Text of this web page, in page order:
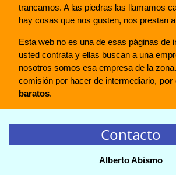
trancamos. A las piedras las llamamos
hay cosas que nos gusten, nos prestan
Esta web no es una de esas páginas de
usted contrata y ellas buscan a una
nosotros somos esa empresa de la
comisión por hacer de intermediario, por
baratos.
Contacto
Alberto Abismo